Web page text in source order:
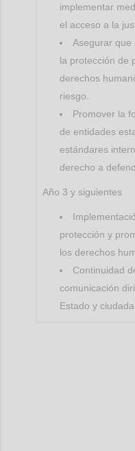
implementar
el acceso a la
Asegurar que
la protección de
derechos
riesgo.
Promover la
de entidades
estándares
derecho a
Año 3 y siguientes
protección y
los derechos
Continuidad
comunicación
Estado y